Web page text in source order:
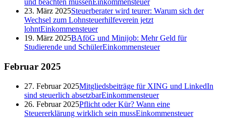
und beachten müssen Einkommensteuer
23. März 2025Steuerberater wird teurer: Warum sich der
Wechsel zum Lohnsteuerhilfeverein jetzt
lohntEinkommensteuer
19. März 2025BAföG und Minijob: Mehr Geld für
Studierende und SchülerEinkommensteuer
Februar 2025
27. Februar 2025Mitgliedsbeiträge für XING und LinkedIn
sind steuerlich absetzbarEinkommensteuer
26. Februar 2025Pflicht oder Kür? Wann eine
Steuererklärung wirklich sein mussEinkommensteuer